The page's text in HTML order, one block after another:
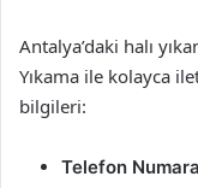
Antalya’daki halı
Yıkama ile kolayca
bilgileri:
Telefon